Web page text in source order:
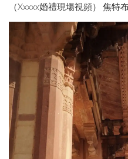
（Xxxxx婚禮現場視頻） 焦特